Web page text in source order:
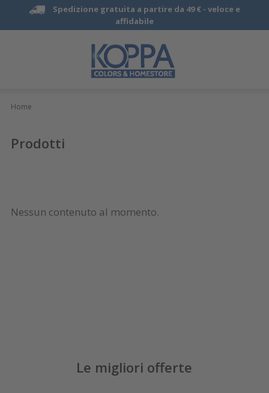
Spedizione gratuita a partire da 49 € - veloce e
affidabile
Home
Prodotti
Nessun contenuto al momento.
Le migliori offerte